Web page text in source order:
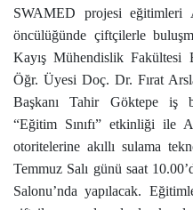
SWAMED projesi
öncülüğünde çiftçilerle
Kayış Mühendislik Fakültesi
Öğr. Üyesi Doç. Dr. Fırat
Başkanı Tahir Göktepe iş
“Eğitim Sınıfı” etkinliği ile
otoritelerine akıllı sulama
Temmuz Salı günü saat
Salonu’nda yapılacak.